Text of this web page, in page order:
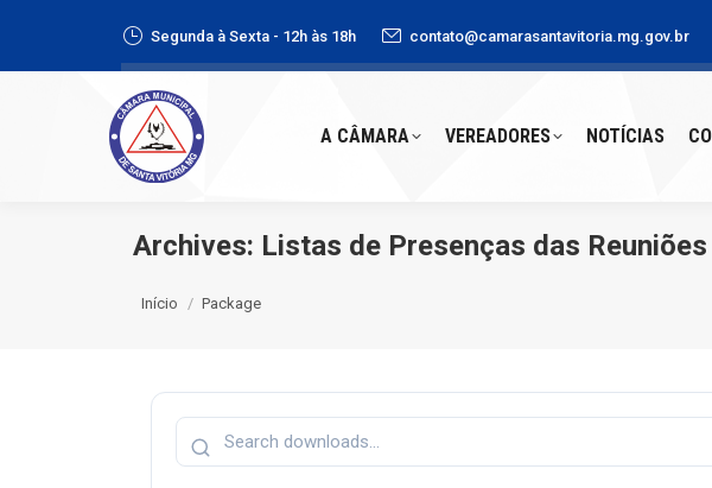
Segunda à Sexta - 12h às 18h contato@camarasantavitoria.mg.gov.br
A CÂMARA VEREADORES NOTÍCIAS
Archives: Listas de Presenças das
Início Package
A CÂMARA VEREADORES NOTÍCIAS